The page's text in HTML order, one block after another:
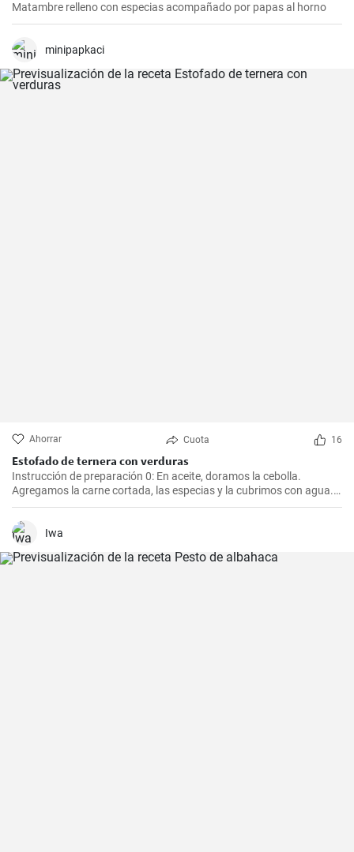
Matambre relleno con especias acompañado por papas al horno
minipapkaci
Ahorrar Cuota 16
Estofado de ternera con verduras
Instrucción de preparación 0: En aceite, doramos la cebolla.
Agregamos la carne cortada, las especias y la cubrimos con agua.
Cocinamos hasta que esté tierna. Luego, agregamos las verduras,
el puré y cocinamos hasta que todo esté suave. Finalmente
agregamos la crema y dejamos que hierva.
Iwa